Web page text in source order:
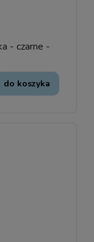
- czarne -
do koszyka